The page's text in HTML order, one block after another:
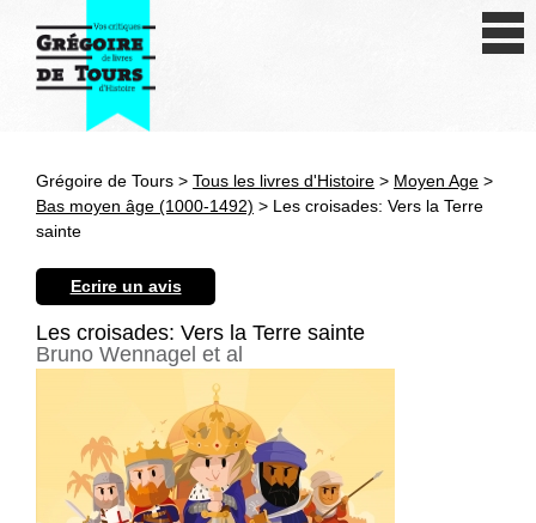
Antiquité
Révolution et XIXe siècle
XXe siècle
Autres civilisations
Thématiques
Grégoire de Tours > Tous les livres d'Histoire > Moyen Age >
Bas moyen âge (1000-1492) > Les croisades: Vers la Terre
sainte
Ecrire un avis
Les croisades: Vers la Terre sainte
Bruno Wennagel et al